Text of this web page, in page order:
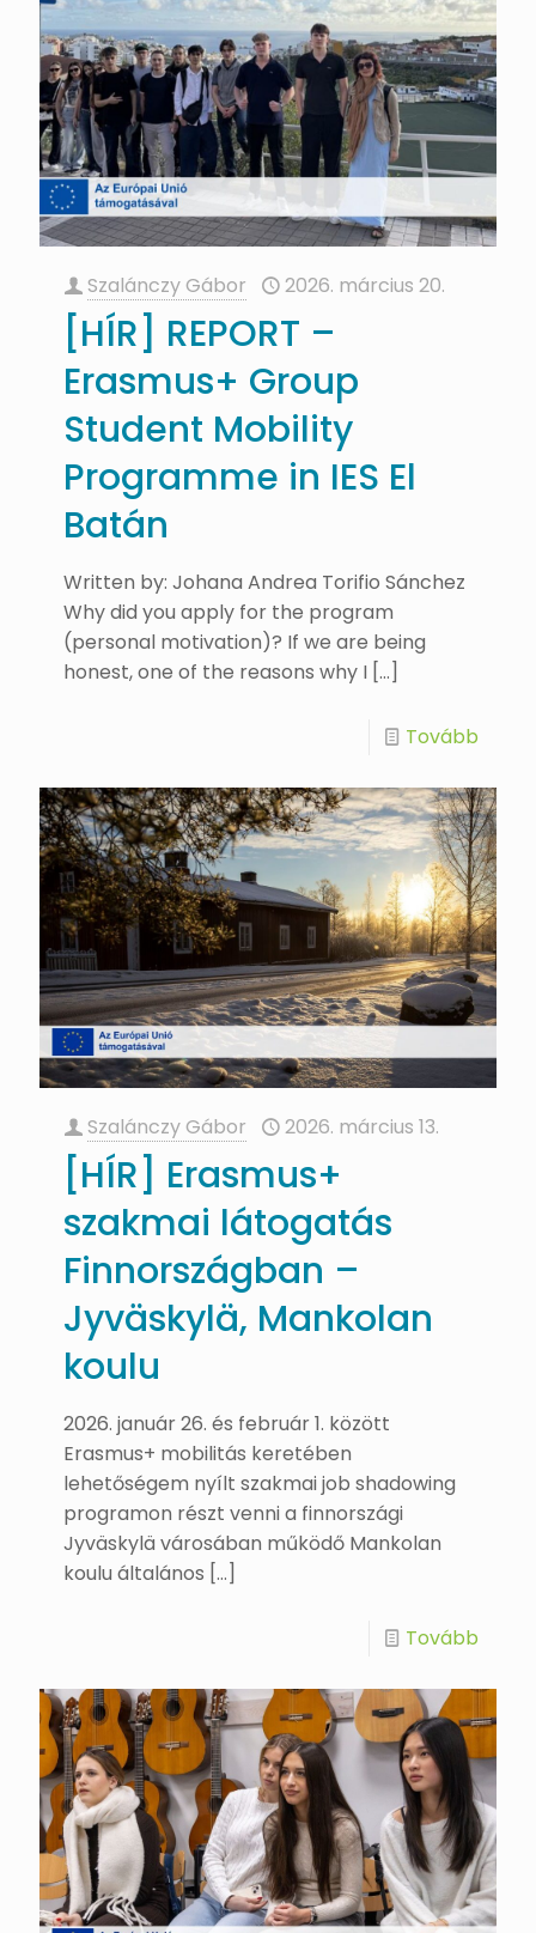
Szalánczy Gábor 2026. március 20.
[HÍR] REPORT –
Erasmus+ Group
Student Mobility
Programme in IES El
Batán
Written by: Johana Andrea Torifio Sánchez
Why did you apply for the program
(personal motivation)? If we are being
honest, one of the reasons why I […]
Tovább
Szalánczy Gábor 2026. március 13.
[HÍR] Erasmus+
szakmai látogatás
Finnországban –
Jyväskylä, Mankolan
koulu
2026. január 26. és február 1. között
Erasmus+ mobilitás keretében
lehetőségem nyílt szakmai job shadowing
programon részt venni a finnországi
Jyväskylä városában működő Mankolan
koulu általános […]
Tovább